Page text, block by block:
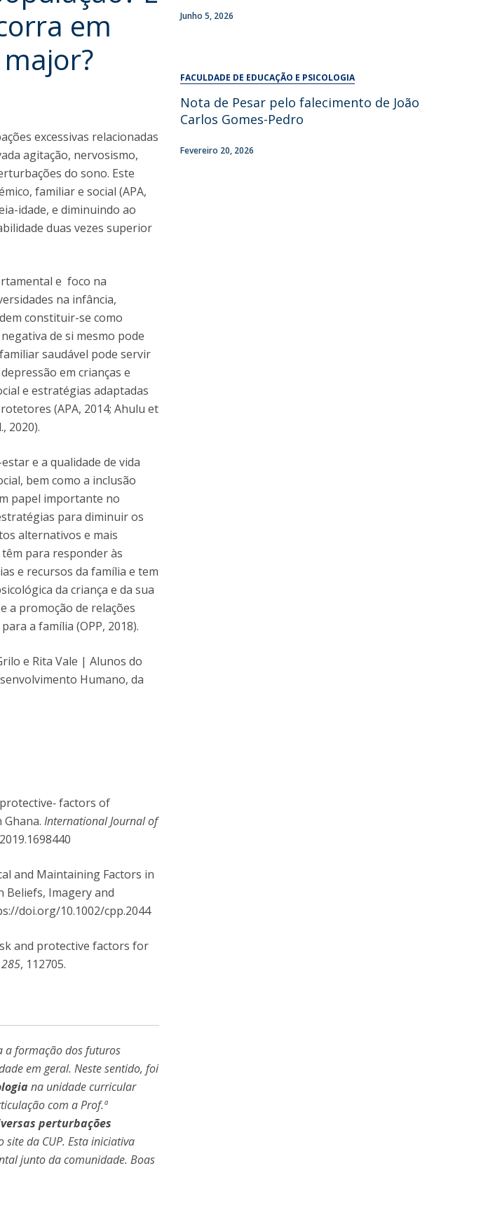
Alunos de Psicologia
UDIP
em
excessivas relacionadas
agitação, nervosismo,
do sono. Este
familiar e social (APA,
idade, e diminuindo ao
duas vezes superior
e foco na
na infância,
constituir-se como
de si mesmo pode
saudável pode servir
em crianças e
e estratégias adaptadas
(APA, 2014; Ahulu et
2020).
e a qualidade de vida
bem como a inclusão
papel importante no
para diminuir os
alternativos e mais
para responder às
e recursos da família e tem
da criança e da sua
a promoção de relações
a família (OPP, 2018).
e Rita Vale | Alunos do
Humano, da
factors of
International Journal of
and Maintaining Factors in
Beliefs, Imagery and
doi.org/10.1002/cpp.2044
and protective factors for
285, 112705.
a formação dos futuros
em geral. Neste sentido, foi
na unidade curricular
com a Prof.ª
perturbações
da CUP. Esta iniciativa
junto da comunidade. Boas
Junho 5, 2026
FACULDADE DE EDUCAÇÃO E PSICOLOGIA
Nota de Pesar pelo falecimento de João
Carlos Gomes-Pedro
Fevereiro 20, 2026